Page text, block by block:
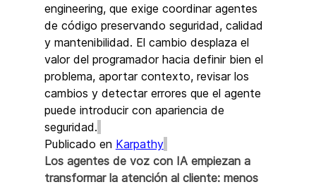
engineering, que exige coordinar agentes
de código preservando seguridad, calidad
y mantenibilidad. El cambio desplaza el
valor del programador hacia definir bien el
problema, aportar contexto, revisar los
cambios y detectar errores que el agente
puede introducir con apariencia de
seguridad.
Publicado en Karpathy
Los agentes de voz con IA empiezan a
transformar la atención al cliente: menos